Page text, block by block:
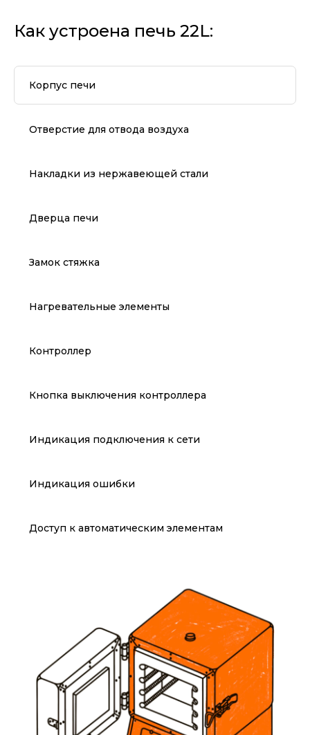
Как устроена печь 22L:
Корпус печи
Отверстие для отвода воздуха
Накладки из нержавеющей стали
Дверца печи
Замок стяжка
Нагревательные элементы
Контроллер
Кнопка выключения контроллера
Индикация подключения к сети
Индикация ошибки
Доступ к автоматическим элементам